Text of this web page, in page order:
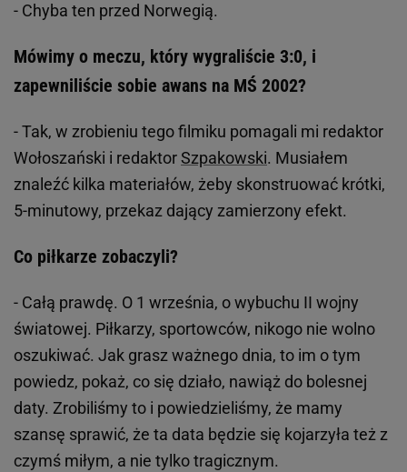
- Chyba ten przed Norwegią.
Mówimy o meczu, który wygraliście 3:0, i
zapewniliście sobie awans na MŚ 2002?
- Tak, w zrobieniu tego filmiku pomagali mi redaktor
Wołoszański i redaktorSzpakowski. Musiałem
znaleźć kilka materiałów, żeby skonstruować krótki,
5-minutowy, przekaz dający zamierzony efekt.
Co piłkarze zobaczyli?
- Całą prawdę. O 1 września, o wybuchu II wojny
światowej. Piłkarzy, sportowców, nikogo nie wolno
oszukiwać. Jak grasz ważnego dnia, to im o tym
powiedz, pokaż, co się działo, nawiąż do bolesnej
daty. Zrobiliśmy to i powiedzieliśmy, że mamy
szansę sprawić, że ta data będzie się kojarzyła też z
czymś miłym, a nie tylko tragicznym.